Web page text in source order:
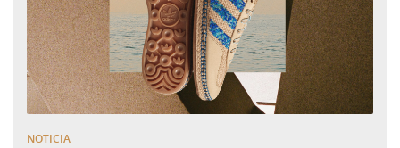
NOTICIA